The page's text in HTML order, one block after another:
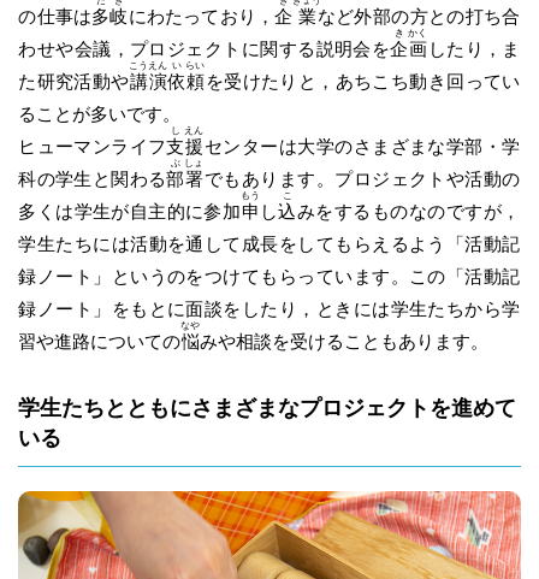
の仕事は多岐にわたっており，企 業など外部の方との打ち合
わせや会議，プロジェクトに関する説明会を企
き
画
かく
したり，ま
た研究活動や講
こう
演
えん
依
い
頼
らい
を受けたりと，あちこち動き回ってい
ることが多いです。
ヒューマンライフ支
し
援
えん
センターは大学のさまざまな学部・学
科の学生と関わる部
ぶ
署
しょ
でもあります。プロジェクトや活動の
多くは学生が自主的に参加申
もう
し込
こ
みをするものなのですが，
学生たちには活動を通して成長をしてもらえるよう「活動記
録ノート」というのをつけてもらっています。この「活動記
録ノート」をもとに面談をしたり，ときには学生たちから学
習や進路についての悩
なや
みや相談を受けることもあります。
学生たちとともにさまざまなプロジェクトを進めて
いる